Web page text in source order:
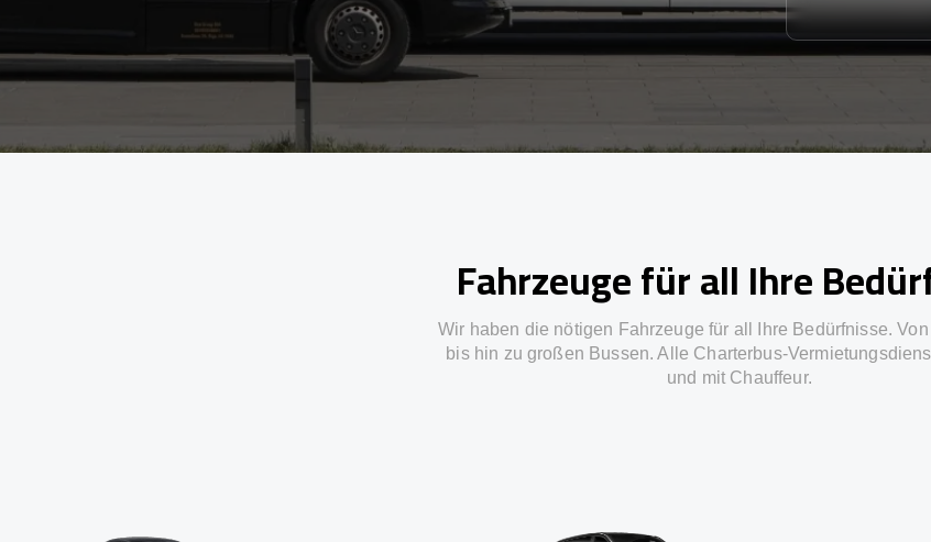
Fahrzeuge für all Ihre
Wir haben die nötigen Fahrzeuge für all Ihre Bedürfnisse.
bis hin zu großen Bussen. Alle Charterbus-
und mit Chauffeur.